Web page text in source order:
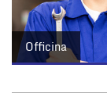
Officina